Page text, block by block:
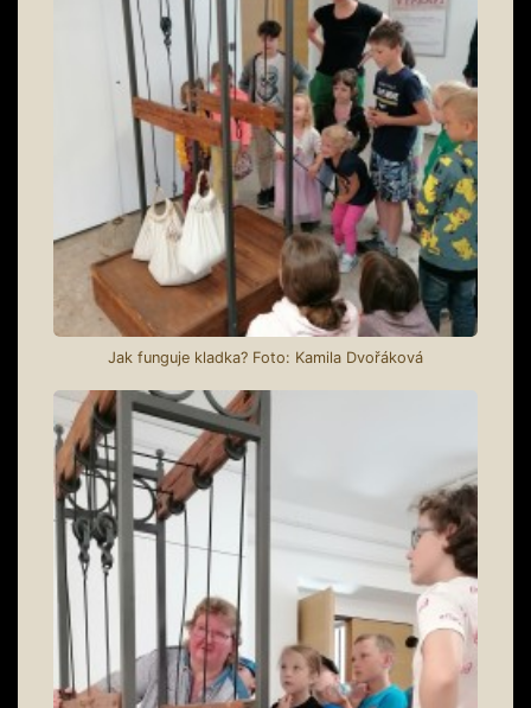
Jak funguje kladka? Foto: Kamila Dvořáková